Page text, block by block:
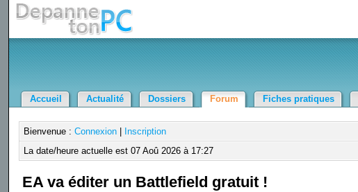
Accueil Actualité Dossiers Forum Fiches pratiques
Bienvenue : Connexion|
Inscription
La date/heure actuelle est 07 Aoû 2026 à 17:27
EA va éditer un Battlefield gratuit !